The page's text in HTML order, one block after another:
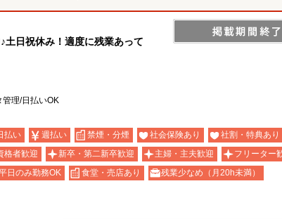
日祝休み！適度に残業あって
理/日払いOK
払い 週払い 禁煙・分煙 社会保険あり
社割・特典あり
格者歓迎 新卒・第二新卒歓迎 主婦・主夫歓迎
フリーター
日のみ勤務OK 食堂・売店あり
残業少なめ（月20h未満）